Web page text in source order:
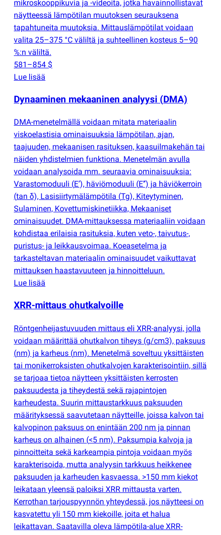
mikroskooppikuvia ja -videoita, jotka havainnollistavat
näytteessä lämpötilan muutoksen seurauksena
tapahtuneita muutoksia. Mittauslämpötilat voidaan
valita 25–375 °C väliltä ja suhteellinen kosteus 5–90
%:n väliltä.
581–854 $
Lue lisää
Dynaaminen mekaaninen analyysi (DMA)
DMA-menetelmällä voidaan mitata materiaalin
viskoelastisia ominaisuuksia lämpötilan, ajan,
taajuuden, mekaanisen rasituksen, kaasuilmakehän tai
näiden yhdistelmien funktiona. Menetelmän avulla
voidaan analysoida mm. seuraavia ominaisuuksia:
Varastomoduuli (E’), häviömoduuli (E’’) ja häviökerroin
(tan δ), Lasisiirtymälämpötila (Tg), Kiteytyminen,
Sulaminen, Kovettumiskinetiikka, Mekaaniset
ominaisuudet. DMA-mittauksessa materiaaliin voidaan
kohdistaa erilaisia rasituksia, kuten veto-, taivutus-,
puristus- ja leikkausvoimaa. Koeasetelma ja
tarkasteltavan materiaalin ominaisuudet vaikuttavat
mittauksen haastavuuteen ja hinnoitteluun.
Lue lisää
XRR-mittaus ohutkalvoille
Röntgenheijastuvuuden mittaus eli XRR-analyysi, jolla
voidaan määrittää ohutkalvon tiheys (g/cm3), paksuus
(nm) ja karheus (nm). Menetelmä soveltuu yksittäisten
tai monikerroksisten ohutkalvojen karakterisointiin, sillä
se tarjoaa tietoa näytteen yksittäisten kerrosten
paksuudesta ja tiheydestä sekä rajapintojen
karheudesta. Suurin mittaustarkkuus paksuuden
määrityksessä saavutetaan näytteille, joissa kalvon tai
kalvopinon paksuus on enintään 200 nm ja pinnan
karheus on alhainen (<5 nm). Paksumpia kalvoja ja
pinnoitteita sekä karkeampia pintoja voidaan myös
karakterisoida, mutta analyysin tarkkuus heikkenee
paksuuden ja karheuden kasvaessa. >150 mm kiekot
leikataan yleensä paloiksi XRR mittausta varten.
Kerrothan tarjouspyynnön yhteydessä, jos näytteesi on
kasvatettu yli 150 mm kiekoille, joita et halua
leikattavan. Saatavilla oleva lämpötila-alue XRR-